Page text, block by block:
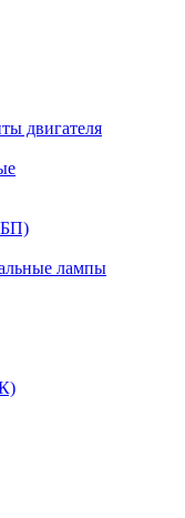
двигателя
лампы